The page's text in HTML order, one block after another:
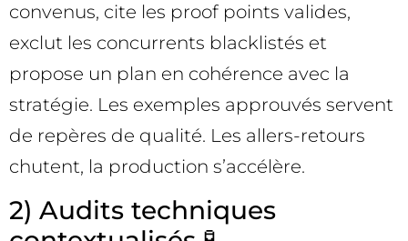
convenus, cite les proof points valides,
exclut les concurrents blacklistés et
propose un plan en cohérence avec la
stratégie. Les exemples approuvés servent
de repères de qualité. Les allers-retours
chutent, la production s’accélère.
2) Audits techniques